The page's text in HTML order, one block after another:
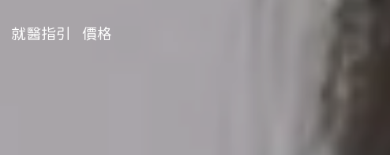
就醫指引 價格